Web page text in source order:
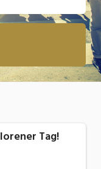
Tag!